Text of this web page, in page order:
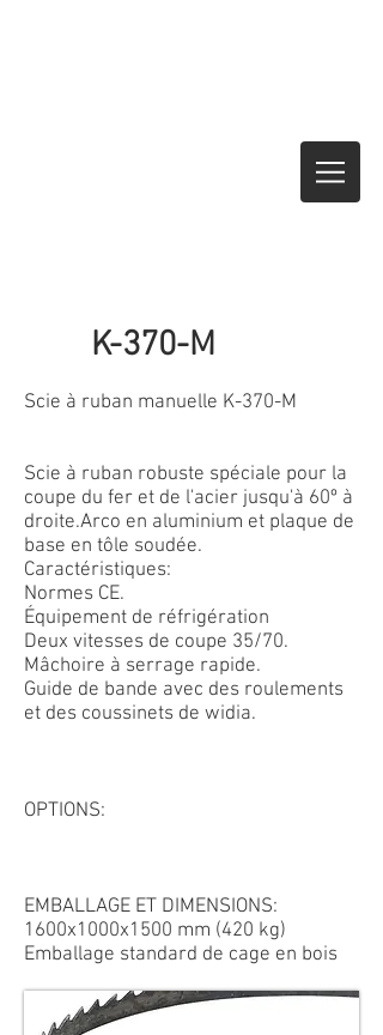
K-370-M
Scie à ruban manuelle K-370-M
Scie à ruban robuste spéciale pour la
coupe du fer et de l'acier jusqu'à 60º à
droite.Arco en aluminium et plaque de
base en tôle soudée.
Caractéristiques:
Normes CE.
Équipement de réfrigération
Deux vitesses de coupe 35/70.
Mâchoire à serrage rapide.
Guide de bande avec des roulements
et des coussinets de widia.
OPTIONS:
EMBALLAGE ET DIMENSIONS:
1600x1000x1500 mm (420 kg)
Emballage standard de cage en bois